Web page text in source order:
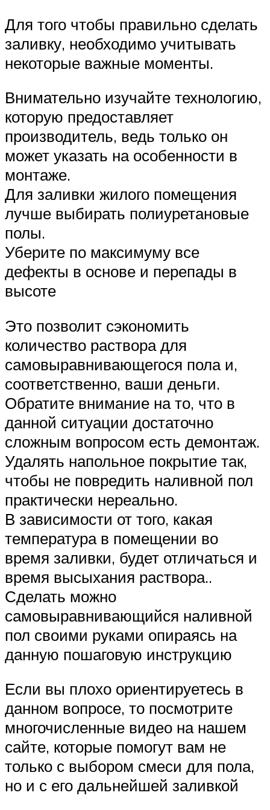
Для того чтобы правильно сделать
заливку, необходимо учитывать
некоторые важные моменты.
Внимательно изучайте технологию,
которую предоставляет
производитель, ведь только он
может указать на особенности в
монтаже.
Для заливки жилого помещения
лучше выбирать полиуретановые
полы.
Уберите по максимуму все
дефекты в основе и перепады в
высоте
Это позволит сэкономить
количество раствора для
самовыравнивающегося пола и,
соответственно, ваши деньги.
Обратите внимание на то, что в
данной ситуации достаточно
сложным вопросом есть демонтаж.
Удалять напольное покрытие так,
чтобы не повредить наливной пол
практически нереально.
В зависимости от того, какая
температура в помещении во
время заливки, будет отличаться и
время высыхания раствора..
Сделать можно
самовыравнивающийся наливной
пол своими руками опираясь на
данную пошаговую инструкцию
Если вы плохо ориентируетесь в
данном вопросе, то посмотрите
многочисленные видео на нашем
сайте, которые помогут вам не
только с выбором смеси для пола,
но и с его дальнейшей заливкой